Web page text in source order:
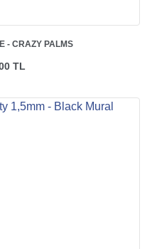
- CRAZY PALMS
TL